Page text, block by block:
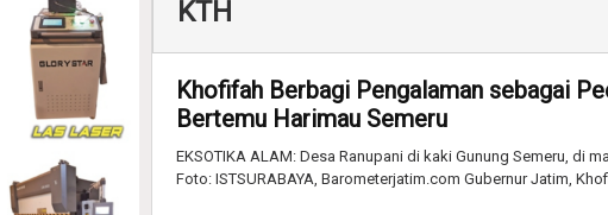
KTH
Khofifah Berbagi Pengalaman sebagai
Bertemu Harimau Semeru
EKSOTIKA ALAM: Desa Ranupani di kaki Gunung Semeru, di
Foto: ISTSURABAYA, Barometerjatim.com Gubernur Jatim,